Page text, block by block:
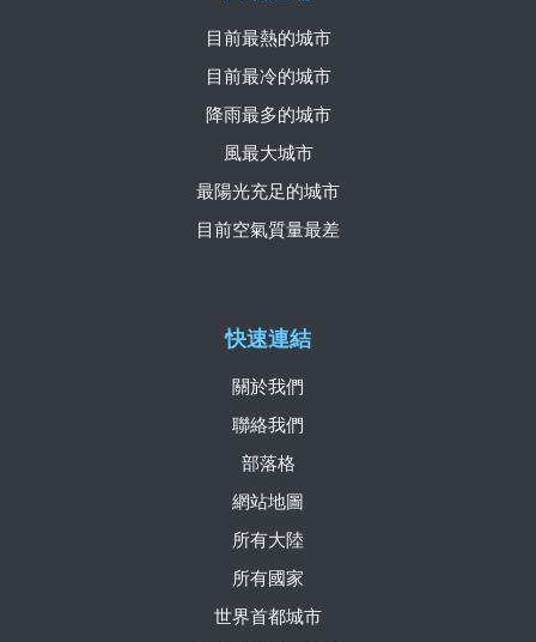
快速連結
關於我們
聯絡我們
部落格
網站地圖
所有大陸
所有國家
世界首都城市
目前最熱的城市
目前最冷的城市
降雨最多的城市
風最大城市
最陽光充足的城市
目前空氣質量最差